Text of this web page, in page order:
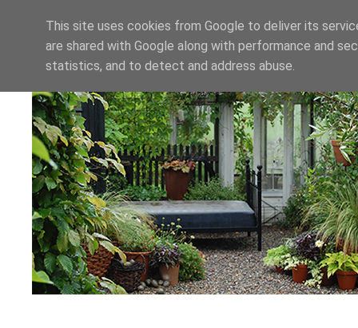
This site uses cookies from Google to deliver its
are shared with Google along with performance and
statistics, and to detect and address abuse.